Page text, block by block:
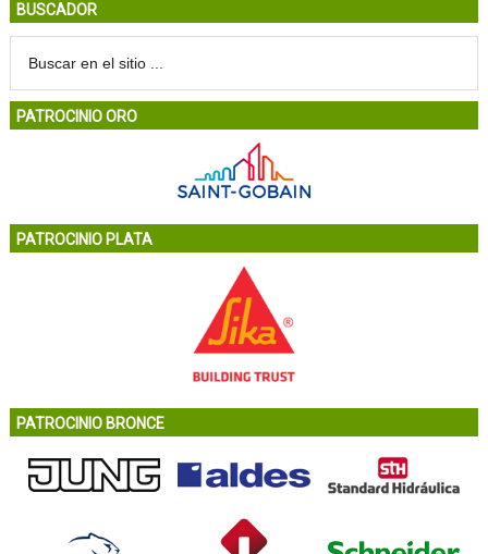
BUSCADOR
PATROCINIO ORO
PATROCINIO PLATA
PATROCINIO BRONCE